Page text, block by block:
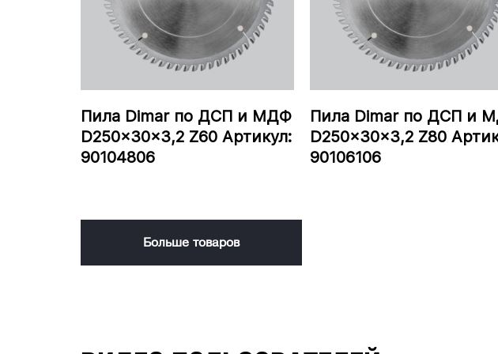
Пила Dimar по ДСП и МДФ
D250x30x3,2 Z60 Артикул:
90104806
Пила Dimar по ДСП и
D250x30x3,2 Z80
90106106
Больше товаров